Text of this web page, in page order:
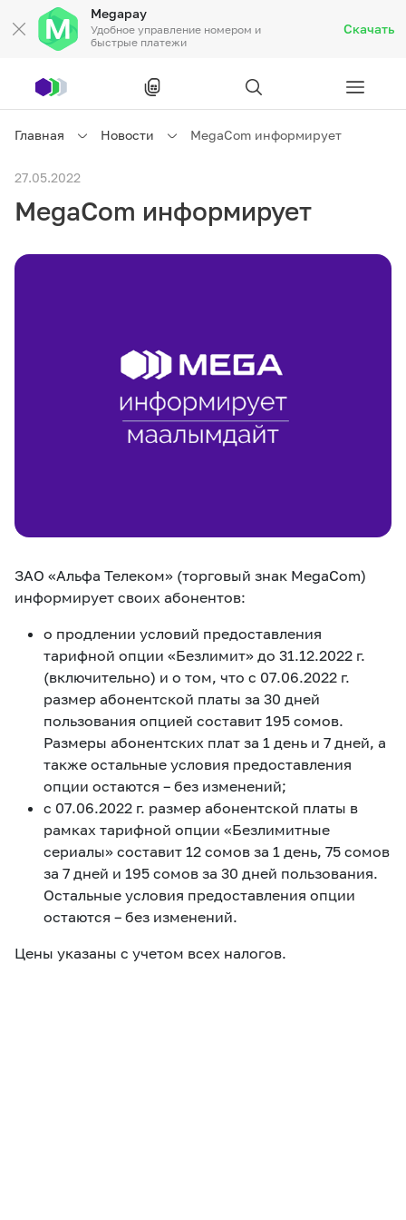
Megapay
Удобное управление номером и
быстрые платежи
Скачать
Частным клиентам
Частным клиентам
M2M
Все услуги Развлечения Соц.сети
Звонки и SMS Подбор номера Доставка SIM
Компания
О нас Новости Работа в MEGA
Партнерам
покрытие
Сервисы
MegaPay
Главная Новости MegaCom информирует
27.05.2022
MegaCom информирует
ЗАО «Альфа Телеком» (торговый знак MegaCom)
информирует своих абонентов:
о продлении условий предоставления
тарифной опции «Безлимит» до 31.12.2022 г.
(включительно) и о том, что с 07.06.2022 г.
размер абонентской платы за 30 дней
пользования опцией составит 195 сомов.
Размеры абонентских плат за 1 день и 7 дней, а
также остальные условия предоставления
опции остаются – без изменений;
с 07.06.2022 г. размер абонентской платы в
рамках тарифной опции «Безлимитные
сериалы» составит 12 сомов за 1 день, 75 сомов
за 7 дней и 195 сомов за 30 дней пользования.
Остальные условия предоставления опции
остаются – без изменений.
Цены указаны с учетом всех налогов.